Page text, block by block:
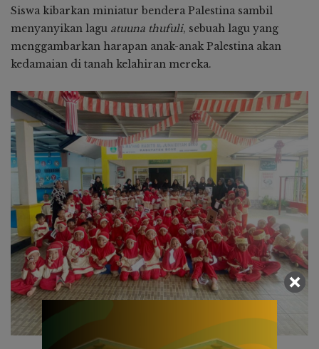
Siswa kibarkan miniatur bendera Palestina sambil
menyanyikan lagu atuuna thufuli, sebuah lagu yang
menggambarkan harapan anak-anak Palestina akan
kedamaian di tanah kelahiran mereka.